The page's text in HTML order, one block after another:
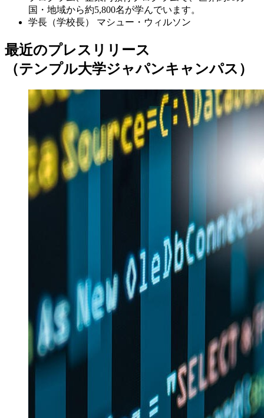
国・地域から約5,800名が学んでいます。
学長（学校長）
マシュー・ウィルソン
最近のプレスリリース
（テンプル大学ジャパンキャンパス）